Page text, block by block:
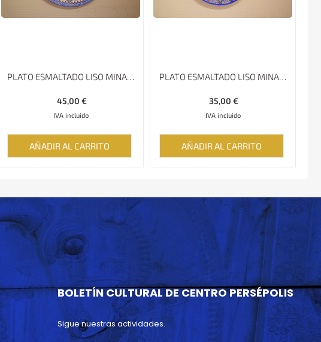
PLATO ESMALTADO LISO MINAKARI – 20 CM
€
45,00
IVA incluido
AÑADIR AL CARRITO
PLATO ESMALTADO LISO MINAKARI – 17 CM
€
35,00
IVA incluido
AÑADIR AL CARRITO
BOLETÍN CULTURAL DE CENTRO PERSÉPOLIS
Sigue nuestras actividades.